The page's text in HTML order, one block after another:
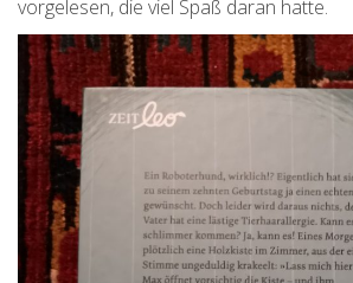
vorgelesen, die viel Spaß daran hatte.